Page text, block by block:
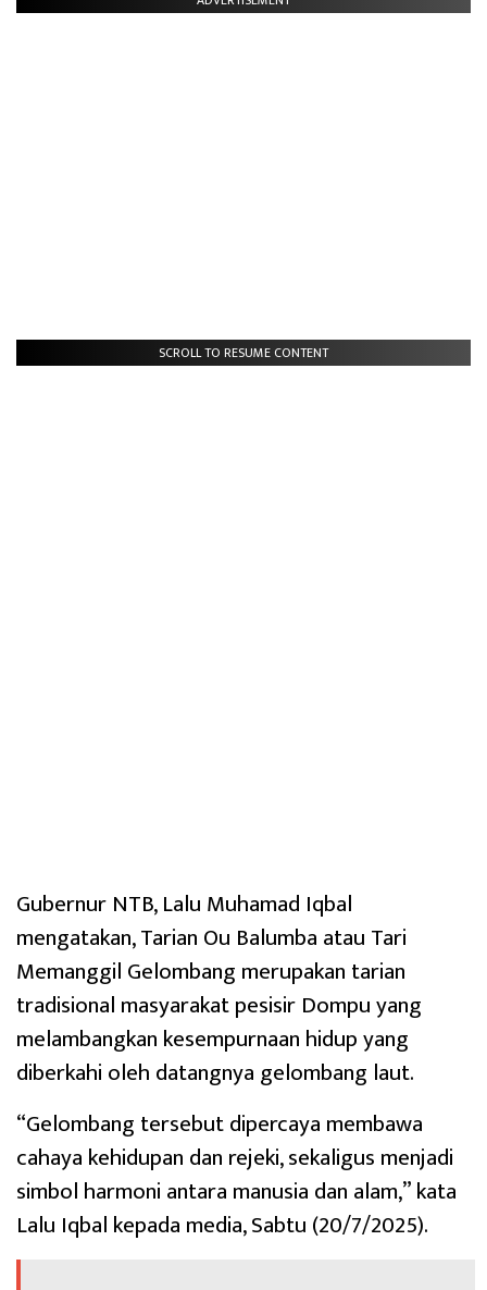
SCROLL TO RESUME CONTENT
Gubernur NTB, Lalu Muhamad Iqbal
mengatakan, Tarian Ou Balumba atau Tari
Memanggil Gelombang merupakan tarian
tradisional masyarakat pesisir Dompu yang
melambangkan kesempurnaan hidup yang
diberkahi oleh datangnya gelombang laut.
“Gelombang tersebut dipercaya membawa
cahaya kehidupan dan rejeki, sekaligus menjadi
simbol harmoni antara manusia dan alam,” kata
Lalu Iqbal kepada media, Sabtu (20/7/2025).